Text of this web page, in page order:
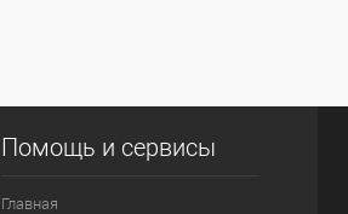
Помощь и сервисы
Главная